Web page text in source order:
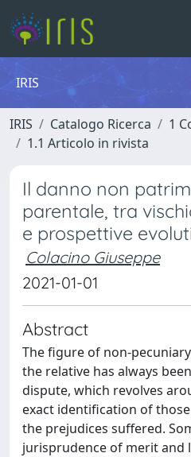
IRIS
IRIS Catalogo Ricerca
1
1.1 Articolo in rivista
Il danno non
parentale, tra
e prospettive
Colacino Giuseppe
2021-01-01
Abstract
The figure of non-
the relative has always
dispute, which revolves
exact identification of
the prejudices suffered.
jurisprudence of merit and